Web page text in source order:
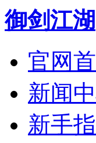
御剑江湖
官网
新闻
新手